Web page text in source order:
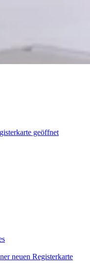
geöffnet
neuen Registerkarte